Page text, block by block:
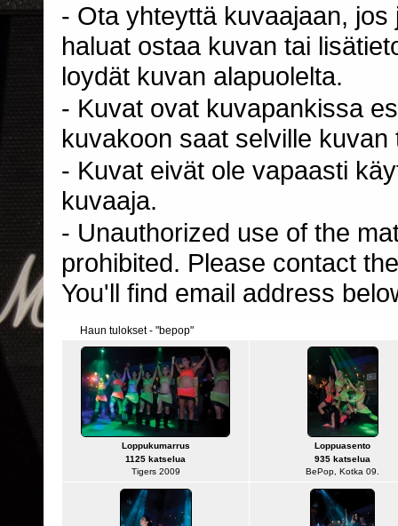
- Ota yhteyttä kuvaajaan,
haluat ostaa kuvan tai
loydät kuvan alapuolelta.
- Kuvat ovat kuvapankissa
kuvakoon saat selville
- Kuvat eivät ole vapaasti
kuvaaja.
- Unauthorized use of the
prohibited. Please contact
You'll find email address
Haun tulokset - "bepop"
Loppukumarrus
1125 katselua
Tigers 2009
Loppuasento
935 katselua
BePop, Kotka 09.